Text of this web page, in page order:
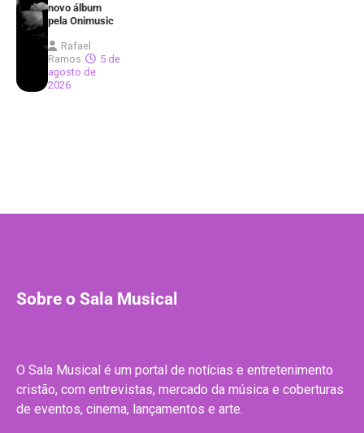
novo álbum
pela Onimusic
Rafael
Ramos
5 de
agosto de
2026
Sobre o Sala Musical
O Sala Musical é um portal de notícias e entretenimento
cristão, com entrevistas, mercado da música e coberturas
de eventos, cinema, lançamentos e arte.